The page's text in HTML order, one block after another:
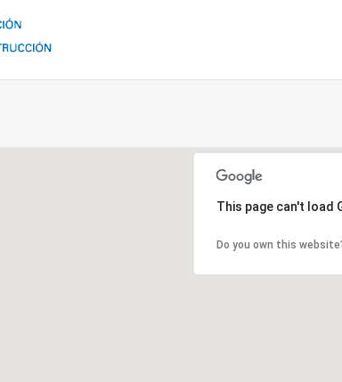
This page can't load
Do you own this